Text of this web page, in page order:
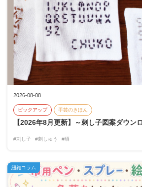
2026-08-08
ピックアップ 手芸のきほん
【2026年8月更新】～刺し子図案ダウン
#刺し子 #刺しゅう #晒
紐釦コラム